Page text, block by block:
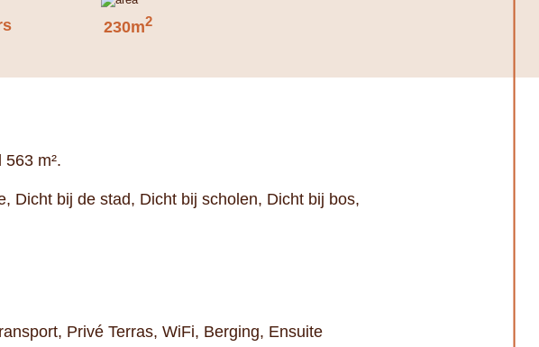
230m2
m².
Dicht bij de stad, Dicht bij scholen, Dicht bij bos,
Privé Terras, WiFi, Berging, Ensuite